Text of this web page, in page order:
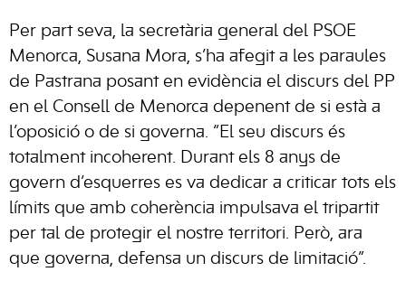
Per part seva, la secretària general del PSOE
Menorca, Susana Mora, s’ha afegit a les paraules
de Pastrana posant en evidència el discurs del PP
en el Consell de Menorca depenent de si està a
l’oposició o de si governa. “El seu discurs és
totalment incoherent. Durant els 8 anys de
govern d’esquerres es va dedicar a criticar tots els
límits que amb coherència impulsava el tripartit
per tal de protegir el nostre territori. Però, ara
que governa, defensa un discurs de limitació”.